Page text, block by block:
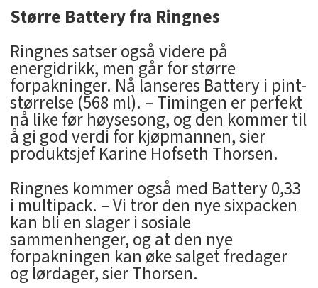
Større Battery fra Ringnes
Ringnes satser også videre på
energidrikk, men går for større
forpakninger. Nå lanseres Battery i pint-
størrelse (568 ml). – Timingen er perfekt
nå like før høysesong, og den kommer til
å gi god verdi for kjøpmannen, sier
produktsjef Karine Hofseth Thorsen.
Ringnes kommer også med Battery 0,33
i multipack. – Vi tror den nye sixpacken
kan bli en slager i sosiale
sammenhenger, og at den nye
forpakningen kan øke salget fredager
og lørdager, sier Thorsen.